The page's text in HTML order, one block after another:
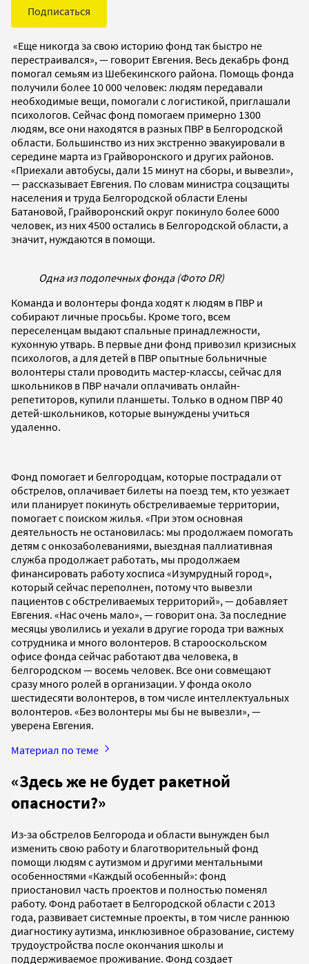
Подписаться
«Еще никогда за свою историю фонд так быстро не
перестраивался», — говорит Евгения. Весь декабрь фонд
помогал семьям из Шебекинского района. Помощь фонда
получили более 10 000 человек: людям передавали
необходимые вещи, помогали с логистикой, приглашали
психологов. Сейчас фонд помогаем примерно 1300
людям, все они находятся в разных ПВР в Белгородской
области. Большинство из них экстренно эвакуировали в
середине марта из Грайворонского и других районов.
«Приехали автобусы, дали 15 минут на сборы, и вывезли»,
— рассказывает Евгения. По словам министра соцзащиты
населения и труда Белгородской области Елены
Батановой, Грайворонский округ покинуло более 6000
человек, из них 4500 остались в Белгородской области, а
значит, нуждаются в помощи.
Одна из подопечных фонда (Фото DR)
Команда и волонтеры фонда ходят к людям в ПВР и
собирают личные просьбы. Кроме того, всем
переселенцам выдают спальные принадлежности,
кухонную утварь. В первые дни фонд привозил кризисных
психологов, а для детей в ПВР опытные больничные
волонтеры стали проводить мастер-классы, сейчас для
школьников в ПВР начали оплачивать онлайн-
репетиторов, купили планшеты. Только в одном ПВР 40
детей-школьников, которые вынуждены учиться
удаленно.
Фонд помогает и белгородцам, которые пострадали от
обстрелов, оплачивает билеты на поезд тем, кто уезжает
или планирует покинуть обстреливаемые территории,
помогает с поиском жилья. «При этом основная
деятельность не остановилась: мы продолжаем помогать
детям с онкозаболеваниями, выездная паллиативная
служба продолжает работать, мы продолжаем
финансировать работу хосписа «Изумрудный город»,
который сейчас переполнен, потому что вывезли
пациентов с обстреливаемых территорий», — добавляет
Евгения. «Нас очень мало», — говорит она. За последние
месяцы уволились и уехали в другие города три важных
сотрудника и много волонтеров. В старооскольском
офисе фонда сейчас работают два человека, в
белгородском — восемь человек. Все они совмещают
сразу много ролей в организации. У фонда около
шестидесяти волонтеров, в том числе интеллектуальных
волонтеров. «Без волонтеры мы бы не вывезли», —
уверена Евгения.
Материал по теме
«Здесь же не будет ракетной
опасности?»
Из-за обстрелов Белгорода и области вынужден был
изменить свою работу и благотворительный фонд
помощи людям с аутизмом и другими ментальными
особенностями «Каждый особенный»: фонд
приостановил часть проектов и полностью поменял
работу. Фонд работает в Белгородской области с 2013
года, развивает системные проекты, в том числе раннюю
диагностику аутизма, инклюзивное образование, систему
трудоустройства после окончания школы и
поддерживаемое проживание. Фонд создает